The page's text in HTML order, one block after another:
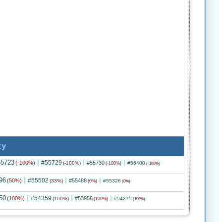
(-100%) #55729 (-100%) #55730 (-100%) #56400 (-100%)
(50%) #55502 (33%) #55488 (0%) #55326 (0%)
(100%) #54359 (100%) #53956 (100%) #54375 (100%)